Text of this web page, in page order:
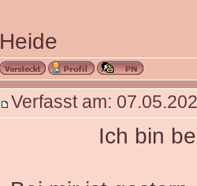
Heide
Verfasst am:
Ich bin